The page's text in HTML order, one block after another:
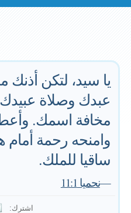
يا سيد، لتكن
عبدك وصلاة عبيدك
مخافة اسمك. وأعط
وامنحه رحمة أمام
ساقيا للملك.
—نحميا 11:1
اشترك: